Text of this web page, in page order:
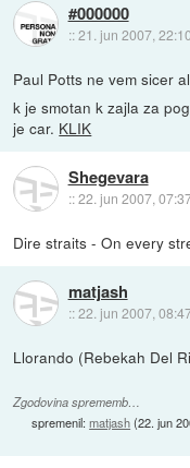
#000000
::21. jun 2007, 22:10
Paul Potts ne vem sicer
k je smotan k zajla za
je car. KLIK
Shegevara
::22. jun 2007,
Dire straits - On every
matjash
::22. jun 2007,
Llorando (Rebekah Del
Zgodovina sprememb…
spremenil:matjash(22. jun